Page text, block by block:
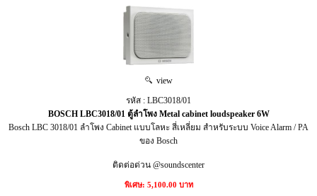
view
รหัส : LBC3018/01
BOSCH LBC3018/01 ตู้ลำโพง Metal cabinet loudspeaker 6W
Bosch LBC 3018/01 ลำโพง Cabinet แบบโลหะ สี่เหลี่ยม สำหรับระบบ Voice Alarm / PA
ของ Bosch
ติดต่อด่วน @soundscenter
พิเศษ: 5,100.00 บาท